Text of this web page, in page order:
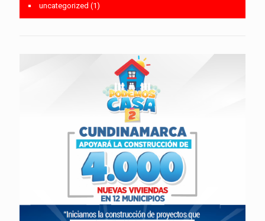
uncategorized (1)